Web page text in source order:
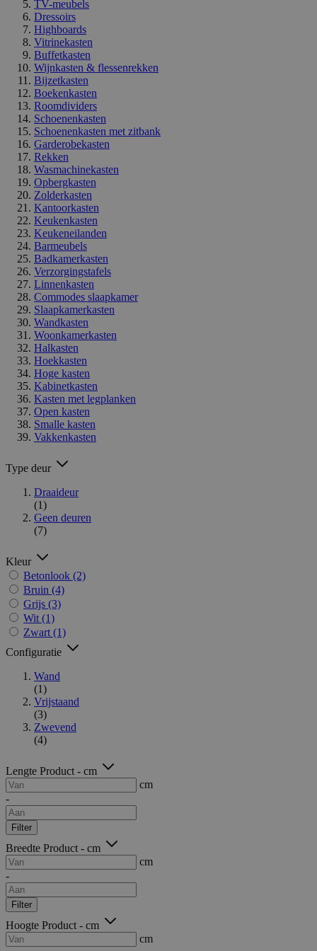
TV-meubels
Dressoirs
Highboards
Vitrinekasten
Buffetkasten
Wijnkasten & flessenrekken
Bijzetkasten
Boekenkasten
Roomdividers
Schoenenkasten
Schoenenkasten met zitbank
Garderobekasten
Rekken
Wasmachinekasten
Opbergkasten
Zolderkasten
Kantoorkasten
Keukenkasten
Keukeneilanden
Barmeubels
Badkamerkasten
Verzorgingstafels
Linnenkasten
Commodes slaapkamer
Slaapkamerkasten
Wandkasten
Woonkamerkasten
Halkasten
Hoekkasten
Hoge kasten
Kabinetkasten
Kasten met legplanken
Open kasten
Smalle kasten
Vakkenkasten
Type deur
Draaideur
(1)
Geen deuren
(7)
Kleur
Betonlook (2)
Bruin (4)
Grijs (3)
Wit (1)
Zwart (1)
Configuratie
Wand
(1)
Vrijstaand
(3)
Zwevend
(4)
Lengte Product - cm
cm
-
Filter
Breedte Product - cm
cm
-
Filter
Hoogte Product - cm
cm